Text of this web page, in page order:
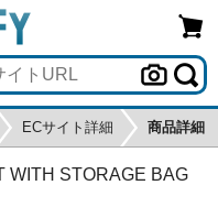
ECサイト詳細 商品詳細
WITH STORAGE BAG